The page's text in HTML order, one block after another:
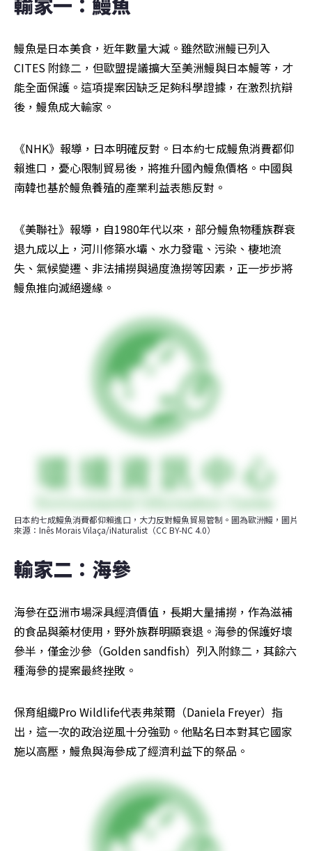
鰻魚是日本美食，近年數量大減。雖然歐洲鰻已列入
CITES 附錄二，但歐盟提議擴大至美洲鰻與日本鰻等，才
能全面保護。這項提案因缺乏足夠科學證據，在激烈抗辯
後，鰻魚成大輸家。
《NHK》報導，日本明確反對。日本約七成鰻魚消費都仰
賴進口，憂心限制貿易後，將推升國內鰻魚價格。中國與
南韓也基於鰻魚養殖的產業利益表態反對。
《美聯社》報導，自1980年代以來，部分鰻魚物種族群衰
退九成以上，河川修築水壩、水力發電、污染、棲地流
失、氣候變遷、非法捕撈與過度漁撈等因素，正一步步將
鰻魚推向滅絕邊緣。
日本約七成鰻魚消費都仰賴進口，大力反對鰻魚貿易管制。圖為歐洲鰻，圖片
來源：Inês Morais Vilaça/iNaturalist（CC BY-NC 4.0）
輸家二：海參
海參在亞洲市場深具經濟價值，長期大量捕撈，作為滋補
的食品與藥材使用，野外族群明顯衰退。海參的保護好壞
參半，僅金沙參（Golden sandfish）列入附錄二，其餘六
種海參的提案最終挫敗。
保育組織Pro Wildlife代表弗萊爾（Daniela Freyer）指
出，這一次的政治逆風十分強勁。他點名日本對其它國家
施以高壓，鰻魚與海參成了經濟利益下的祭品。